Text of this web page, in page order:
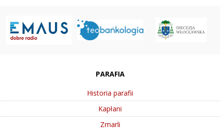
PARAFIA
Historia parafii
Kapłani
Zmarli